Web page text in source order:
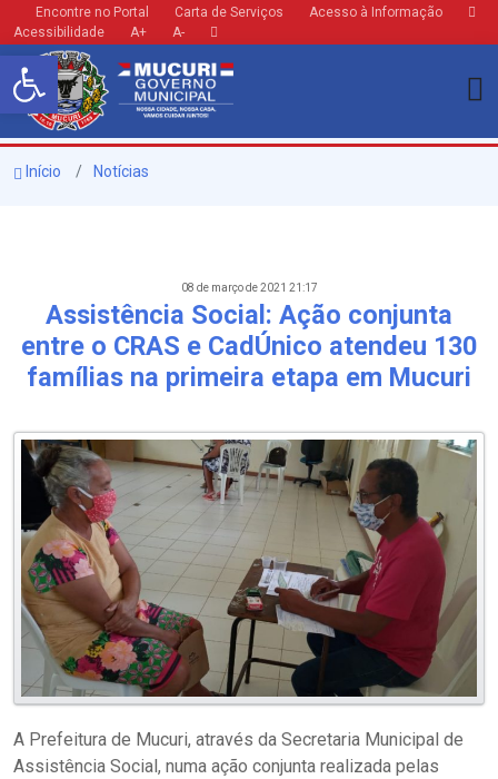
Barra de Ferramentas Aberta
Encontre no Portal Carta de Serviços
Acesso à Informação
Acessibilidade
A+ A-
Início Notícias
08 de março de 2021 21:17
Assistência Social: Ação conjunta
entre o CRAS e CadÚnico atendeu 130
famílias na primeira etapa em Mucuri
A Prefeitura de Mucuri, através da Secretaria Municipal de
Assistência Social, numa ação conjunta realizada pelas